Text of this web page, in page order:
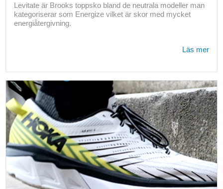
Levitate är Brooks toppsko bland de neutrala modeller man
kategoriserar som Energize vilket är skor med mycket
energiåtergivning.
Läs mer